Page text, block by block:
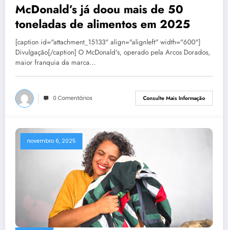
McDonald’s já doou mais de 50
toneladas de alimentos em 2025
[caption id="attachment_15133" align="alignleft" width="600"]
Divulgação[/caption] O McDonald's, operado pela Arcos Dorados,
maior franquia da marca…
0 Comentários Consulte Mais Informação
novembro 6, 2025